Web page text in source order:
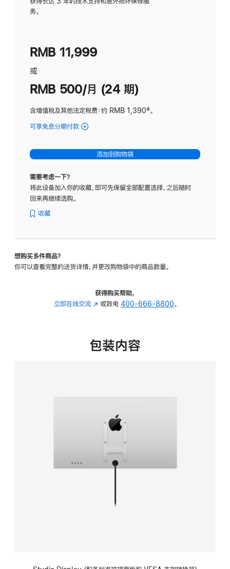
务。
RMB 11,999
或
RMB 500/月 (24 期)
含增值税及其他法定税费：约 RMB 1,390脚
‡。
可享免息分期付款 (Studio
-
标
璃
转
的
添加到购物袋
需要考虑一下？
将此设备加入你的收藏，即可先保留全部配置选择，之后随时
回来再继续选购。
收藏
想购买多件商品？
你可以查看完整的送货详情，并更改购物袋中的商品数量。
获得购买帮助，
立即在线交流 (在
中
或致电 400-666-8800。
包装内容